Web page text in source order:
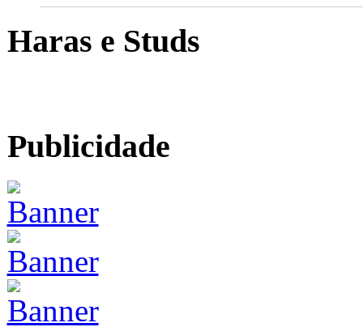
Haras e Studs
Publicidade